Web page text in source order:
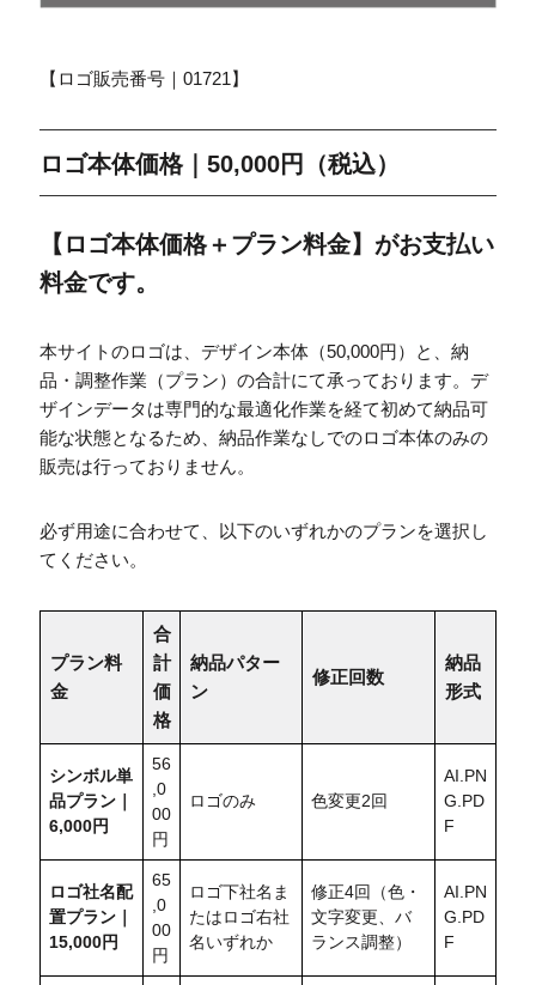
【ロゴ販売番号｜01721】
ロゴ本体価格｜50,000円（税込）
【ロゴ本体価格＋プラン料金】がお支払い
料金です。
本サイトのロゴは、デザイン本体（50,000円）と、納
品・調整作業（プラン）の合計にて承っております。デ
ザインデータは専門的な最適化作業を経て初めて納品可
能な状態となるため、納品作業なしでのロゴ本体のみの
販売は行っておりません。
必ず用途に合わせて、以下のいずれかのプランを選択し
てください。
プラン料
金
合
計
価
格
納品パター
ン
修正回数
納品
形式
シンボル単
品プラン｜
6,000円
56
,0
00
円
ロゴのみ 色変更2回
AI.PN
G.PD
F
ロゴ社名配
置プラン｜
15,000円
65
,0
00
円
ロゴ下社名ま
たはロゴ右社
名いずれか
修正4回（色・
文字変更、バ
ランス調整）
AI.PN
G.PD
F